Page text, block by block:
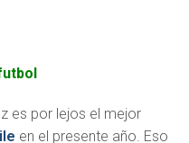
es por lejos el mejor
en el presente año. Eso